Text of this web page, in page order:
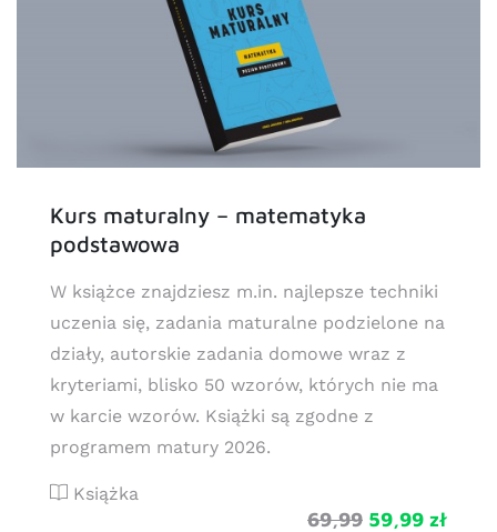
Kurs maturalny – matematyka
podstawowa
W książce znajdziesz m.in. najlepsze techniki
uczenia się, zadania maturalne podzielone na
działy, autorskie zadania domowe wraz z
kryteriami, blisko 50 wzorów, których nie ma
w karcie wzorów. Książki są zgodne z
programem matury 2026.
Książka
69,99 59,99 zł